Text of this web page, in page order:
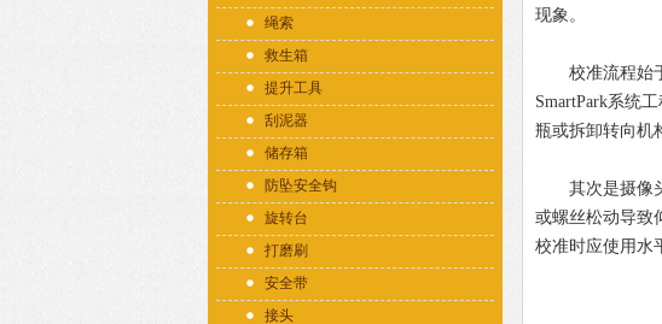
绳索
救生箱
提升工具
刮泥器
储存箱
防坠安全钩
旋转台
打磨刷
安全带
接头
现象。
校准流程始于
SmartPark系统
瓶或拆卸转向机
其次是摄像头
或螺丝松动导致
校准时应使用水